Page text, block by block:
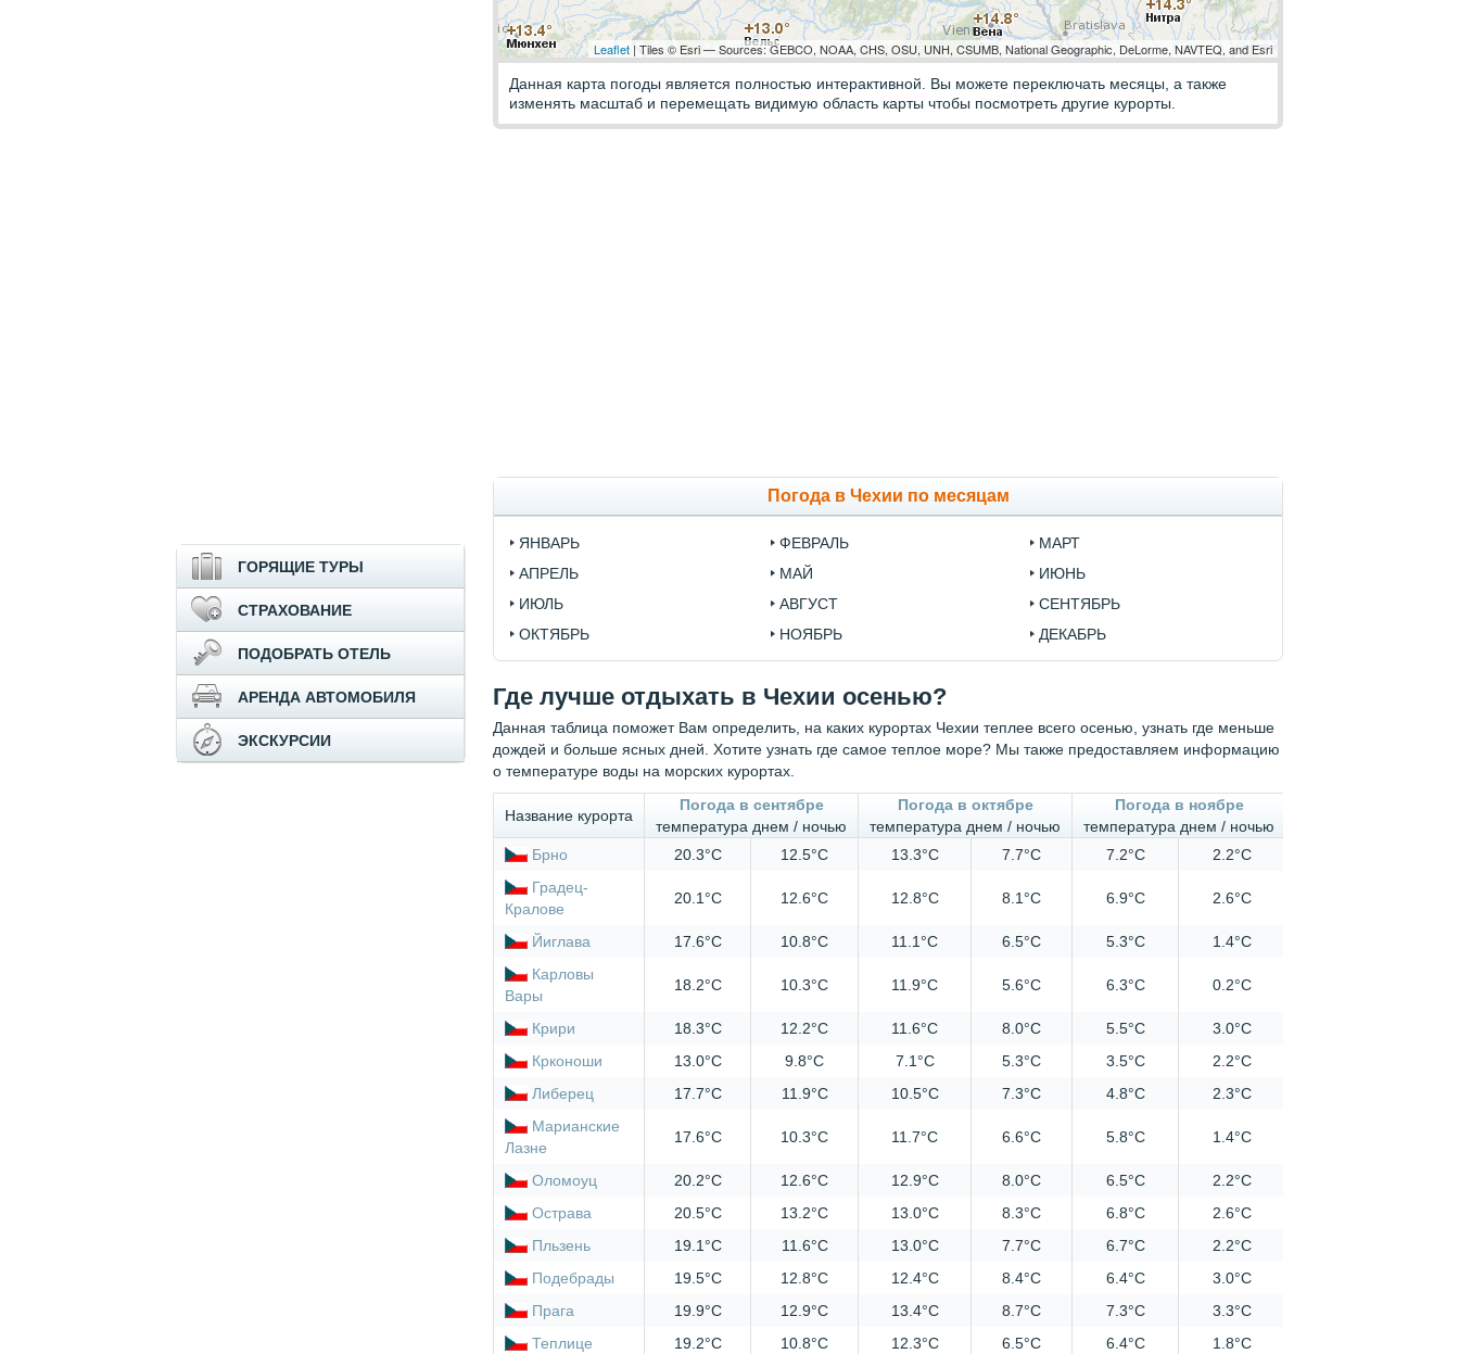
Leaflet | Tiles © Esri — Sources: GEBCO, NOAA, CHS, OSU, UNH, CSUMB, National Geographic, DeLorme, NAVTEQ, and Esri
Данная карта погоды является полностью интерактивной. Вы можете переключать месяцы, а также
изменять масштаб и перемещать видимую область карты чтобы посмотреть другие курорты.
Погода в Чехии по месяцам
ЯНВАРЬ ФЕВРАЛЬ
МАРТ
АПРЕЛЬ
МАЙ
ИЮНЬ
ИЮЛЬ
АВГУСТ
СЕНТЯБРЬ
ОКТЯБРЬ
НОЯБРЬ ДЕКАБРЬ
Где лучше отдыхать в Чехии осенью?
Данная таблица поможет Вам определить, на каких курортах Чехии теплее всего осенью, узнать где меньше
дождей и больше ясных дней. Хотите узнать где самое теплое море? Мы также предоставляем информацию
о температуре воды на морских курортах.
Название курорта
Погода в сентябре
температура днем / ночью
Погода в октябре
температура днем / ночью
Погода в ноябре
температура днем / ночью
Брно
20.3°C 12.5°C 13.3°C 7.7°C 7.2°C
2.2°C
Градец-
Кралове
20.1°C 12.6°C 12.8°C 8.1°C 6.9°C 2.6°C
Йиглава 17.6°C 10.8°C 11.1°C 6.5°C 5.3°C
1.4°C
Карловы
Вары
18.2°C 10.3°C 11.9°C 5.6°C 6.3°C 0.2°C
Крири 18.3°C 12.2°C 11.6°C 8.0°C 5.5°C
3.0°C
Крконоши
13.0°C 9.8°C 7.1°C 5.3°C 3.5°C
2.2°C
Либерец
17.7°C 11.9°C 10.5°C 7.3°C 4.8°C
2.3°C
Марианские
Лазне
17.6°C 10.3°C 11.7°C 6.6°C 5.8°C 1.4°C
Оломоуц 20.2°C 12.6°C 12.9°C 8.0°C 6.5°C
2.2°C
Острава
20.5°C 13.2°C 13.0°C 8.3°C 6.8°C
2.6°C
Пльзень
19.1°C 11.6°C 13.0°C 7.7°C 6.7°C
2.2°C
Подебрады
19.5°C 12.8°C 12.4°C 8.4°C 6.4°C
3.0°C
Прага
19.9°C 12.9°C 13.4°C 8.7°C 7.3°C
3.3°C
Теплице
19.2°C 10.8°C 12.3°C 6.5°C 6.4°C 1.8°C
ГОРЯЩИЕ ТУРЫ
СТРАХОВАНИЕ
ПОДОБРАТЬ ОТЕЛЬ
АРЕНДА АВТОМОБИЛЯ
ЭКСКУРСИИ